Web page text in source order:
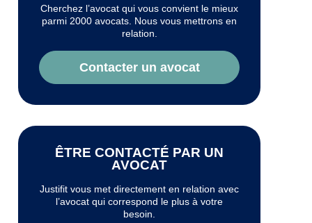
Cherchez l’avocat qui vous convient le mieux
parmi 2000 avocats. Nous vous mettrons en
relation.
Contacter un avocat
ÊTRE CONTACTÉ PAR UN
AVOCAT
Justifit vous met directement en relation avec
l’avocat qui correspond le plus à votre
besoin.